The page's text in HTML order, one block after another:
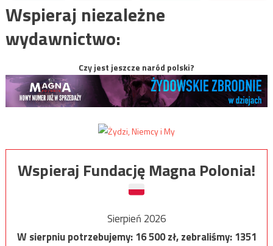
Wspieraj niezależne
wydawnictwo:
Czy jest jeszcze naród polski?
Wspieraj Fundację Magna Polonia!
Sierpień 2026
W sierpniu potrzebujemy:16 500zł, zebraliśmy:1351